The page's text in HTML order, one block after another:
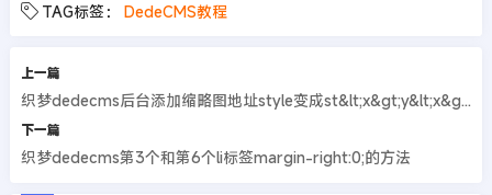
TAG标签： DedeCMS教程
上一篇
织梦dedecms后台添加缩略图地址style变成st&lt;x&gt;y&lt;x&gt;le的解决办法
下一篇
织梦dedecms第3个和第6个li标签margin-right:0;的方法